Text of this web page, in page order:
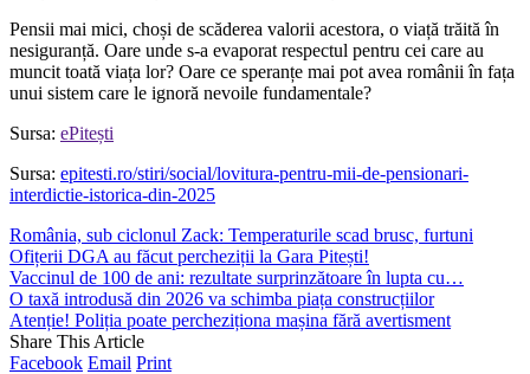
Pensii mai mici, choși de scăderea valorii acestora, o viață trăită în
nesiguranță. Oare unde s-a evaporat respectul pentru cei care au
muncit toată viața lor? Oare ce speranțe mai pot avea românii în fața
unui sistem care le ignoră nevoile fundamentale?
Sursa: ePitești
Sursa: epitesti.ro/stiri/social/lovitura-pentru-mii-de-pensionari-
interdictie-istorica-din-2025
România, sub ciclonul Zack: Temperaturile scad brusc, furtuni
Ofițerii DGA au făcut percheziții la Gara Pitești!
Vaccinul de 100 de ani: rezultate surprinzătoare în lupta cu…
O taxă introdusă din 2026 va schimba piața construcțiilor
Atenție! Poliția poate percheziționa mașina fără avertisment
Share This Article
Facebook Email Print